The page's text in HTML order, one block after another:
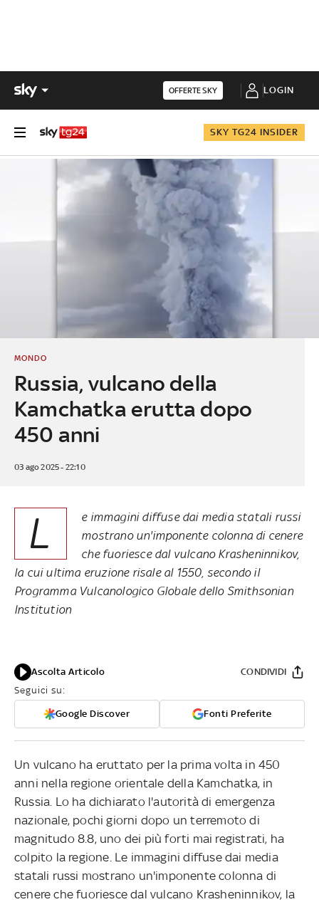
OFFERTE SKY LOGIN
SKY TG24 INSIDER
Russia, vulcano della
Kamchatka erutta dopo
450 anni
MONDO
03 ago 2025 - 22:10
L
e immagini diffuse dai media statali russi
mostrano un'imponente colonna di cenere
che fuoriesce dal vulcano Krasheninnikov,
la cui ultima eruzione risale al 1550, secondo il
Programma Vulcanologico Globale dello Smithsonian
Institution
Ascolta Articolo
Seguici su:
Google Discover Fonti Preferite
CONDIVIDI
Un vulcano ha eruttato per la prima volta in 450
anni nella regione orientale della Kamchatka, in
Russia. Lo ha dichiarato l'autorità di emergenza
nazionale, pochi giorni dopo un terremoto di
magnitudo 8.8, uno dei più forti mai registrati, ha
colpito la regione. Le immagini diffuse dai media
statali russi mostrano un'imponente colonna di
cenere che fuoriesce dal vulcano Krasheninnikov, la